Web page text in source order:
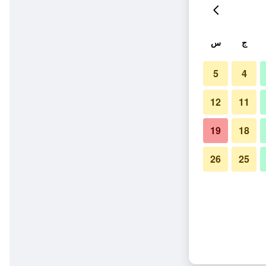
ج س
4
5
11
12
18
19
25
26